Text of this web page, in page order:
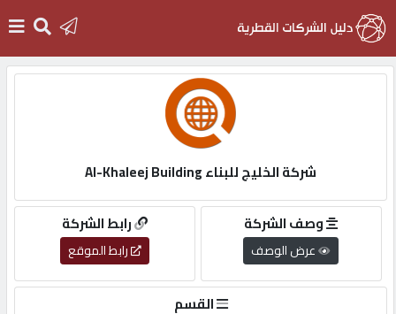
التسجيل
English
شركة الخليج للبناء Al-Khaleej Building
رابط الشركة
رابط الموقع
وصف الشركة
عرض الوصف
القسم